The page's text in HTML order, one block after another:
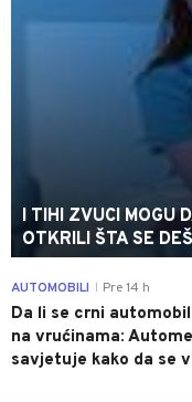
I TIHI ZVUCI MOGU
OTKRILI ŠTA SE
AUTOMOBILI Pre 14 h
Da li se crni
na vrućinama:
savjetuje kako da se